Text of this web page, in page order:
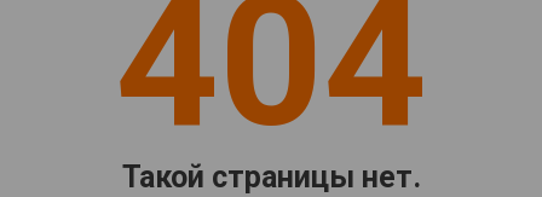
404
Такой страницы нет.